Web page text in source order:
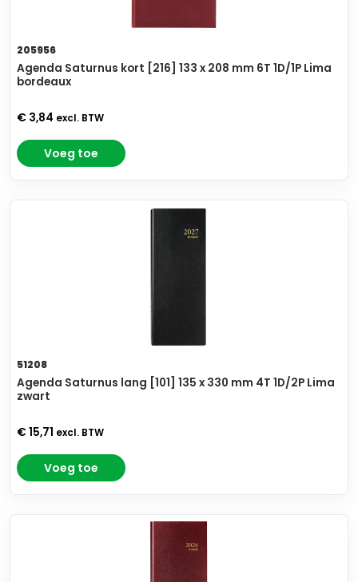
205956
Agenda Saturnus kort [216] 133 x 208 mm 6T 1D/1P Lima
bordeaux
€ 3,84 excl. BTW
Voeg toe
51208
Agenda Saturnus lang [101] 135 x 330 mm 4T 1D/2P Lima
zwart
€ 15,71 excl. BTW
Voeg toe